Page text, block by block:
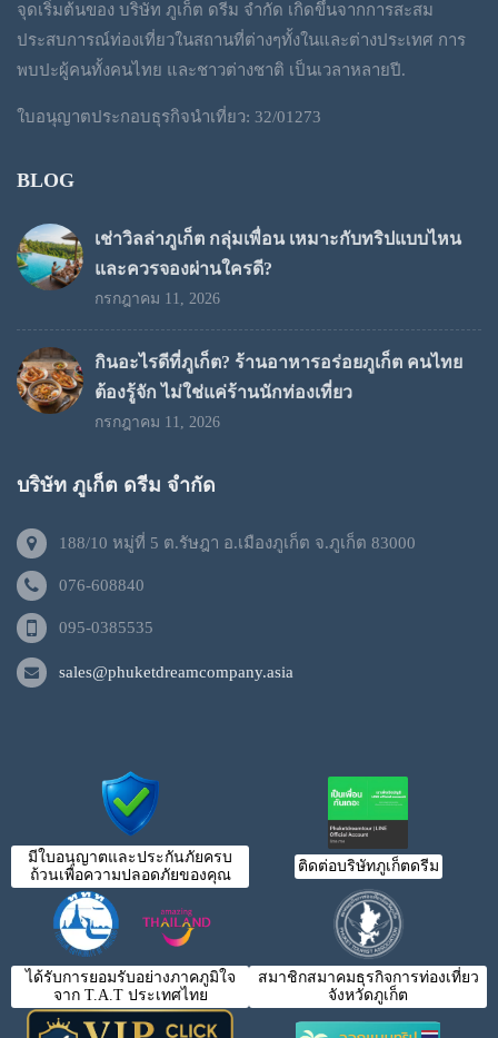
จุดเริ่มต้นของ บริษัท ภูเก็ต ดรีม จำกัด เกิดขึ้นจากการสะสม
ประสบการณ์ท่องเที่ยวในสถานที่ต่างๆทั้งในและต่างประเทศ การ
พบปะผู้คนทั้งคนไทย และชาวต่างชาติ เป็นเวลาหลายปี.
ใบอนุญาตประกอบธุรกิจนำเที่ยว: 32/01273
BLOG
เช่าวิลล่าภูเก็ต กลุ่มเพื่อน เหมาะกับทริปแบบไหน
และควรจองผ่านใครดี?
กรกฎาคม 11, 2026
กินอะไรดีที่ภูเก็ต? ร้านอาหารอร่อยภูเก็ต คนไทย
ต้องรู้จัก ไม่ใช่แค่ร้านนักท่องเที่ยว
กรกฎาคม 11, 2026
บริษัท ภูเก็ต ดรีม จำกัด
188/10 หมู่ที่ 5 ต.รัษฎา อ.เมืองภูเก็ต จ.ภูเก็ต 83000
076-608840
095-0385535
sales@phuketdreamcompany.asia
มีใบอนุญาตและประกันภัยครบ
ถ้วนเพื่อความปลอดภัยของคุณ
ติดต่อบริษัทภูเก็ตดรีม
ได้รับการยอมรับอย่างภาคภูมิใจ
จาก T.A.T ประเทศไทย
สมาชิกสมาคมธุรกิจการท่องเที่ยว
จังหวัดภูเก็ต